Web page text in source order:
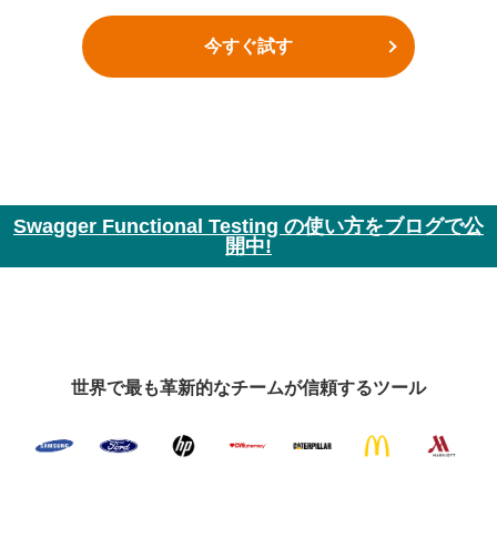
今すぐ試す
Swagger Functional Testing の使い方をブログで公
開中!
世界で最も革新的なチームが信頼するツール